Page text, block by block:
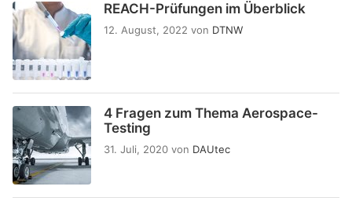
REACH-Prüfungen im Überblick
12. August, 2022 von DTNW
4 Fragen zum Thema Aerospace-
Testing
31. Juli, 2020 von DAUtec